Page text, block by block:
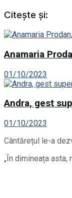
Citește și:
Anamaria
01/10/2023
Andra, gest
01/10/2023
Cântărețul le-a
„În dimineața